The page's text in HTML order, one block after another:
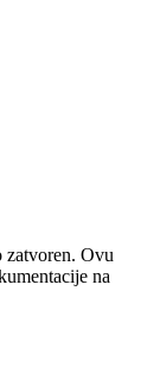
zatvoren. Ovu
na